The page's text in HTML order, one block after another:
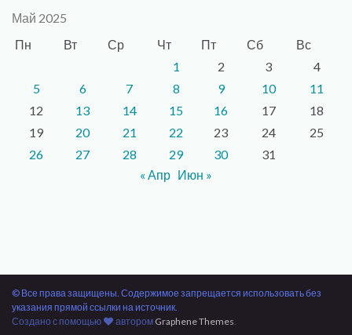
Май 2025
Пн
Вт Ср Чт Пт Сб
Вс
1
2 3
4
5
6 7 8 9 10
11
12
13 14 15 16 17
18
19
20 21 22 23 24
25
26
27 28 29 30
31
« Апр Июн »
© Все права защищены. Содержимое запрещается использовать без
указания прямой ссылки на источник.
Создано с помощью
автором Graphene Themes